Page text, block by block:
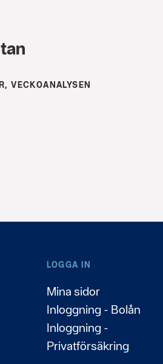
VECKOANALYSEN
LOGGA IN
Mina sidor
Inloggning - Bolån
Inloggning -
Privatförsäkring